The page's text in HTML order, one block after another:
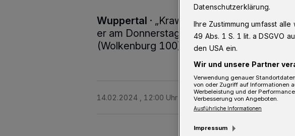
Wuppertal · „Krawall und Satire“
er am Donnerstag (15. Februar 2024) um
(Wolkenburg 100) auftritt.
14.02.2024 , 12:00 Uhr Eine Minute Lesezeit
Datenschutzerklärung.
Ihre Zustimmung umfasst
49 Abs. 1 S. 1 lit. a DSGVO
den USA ein.
Wir und unsere Partner
Verwendung genauer
von oder Zugriff auf Informationen
Werbeleistung und der
Verbesserung von Angeboten.
Ausführliche Informationen
Impressum